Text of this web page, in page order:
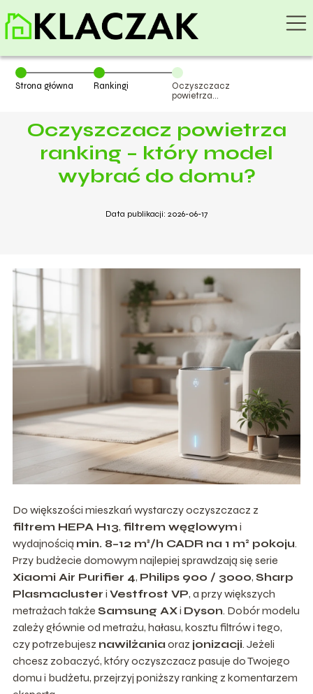
Strona główna Rankingi
Oczyszczacz
powietrza
do domu?
Oczyszczacz powietrza
ranking – który model
wybrać do domu?
Data publikacji: 2026-06-17
Do większości mieszkań wystarczy oczyszczacz z
filtrem HEPA H13, filtrem węglowym i
wydajnością min. 8–12 m³/h CADR na 1 m² pokoju.
Przy budżecie domowym najlepiej sprawdzają się serie
Xiaomi Air Purifier 4, Philips 900 / 3000, Sharp
Plasmacluster i Vestfrost VP, a przy większych
metrażach także Samsung AXi Dyson. Dobór modelu
zależy głównie od metrażu, hałasu, kosztu filtrów i tego,
czy potrzebujesz nawilżania oraz jonizacji. Jeżeli
chcesz zobaczyć, który oczyszczacz pasuje do Twojego
domu i budżetu, przejrzyj poniższy ranking z komentarzem